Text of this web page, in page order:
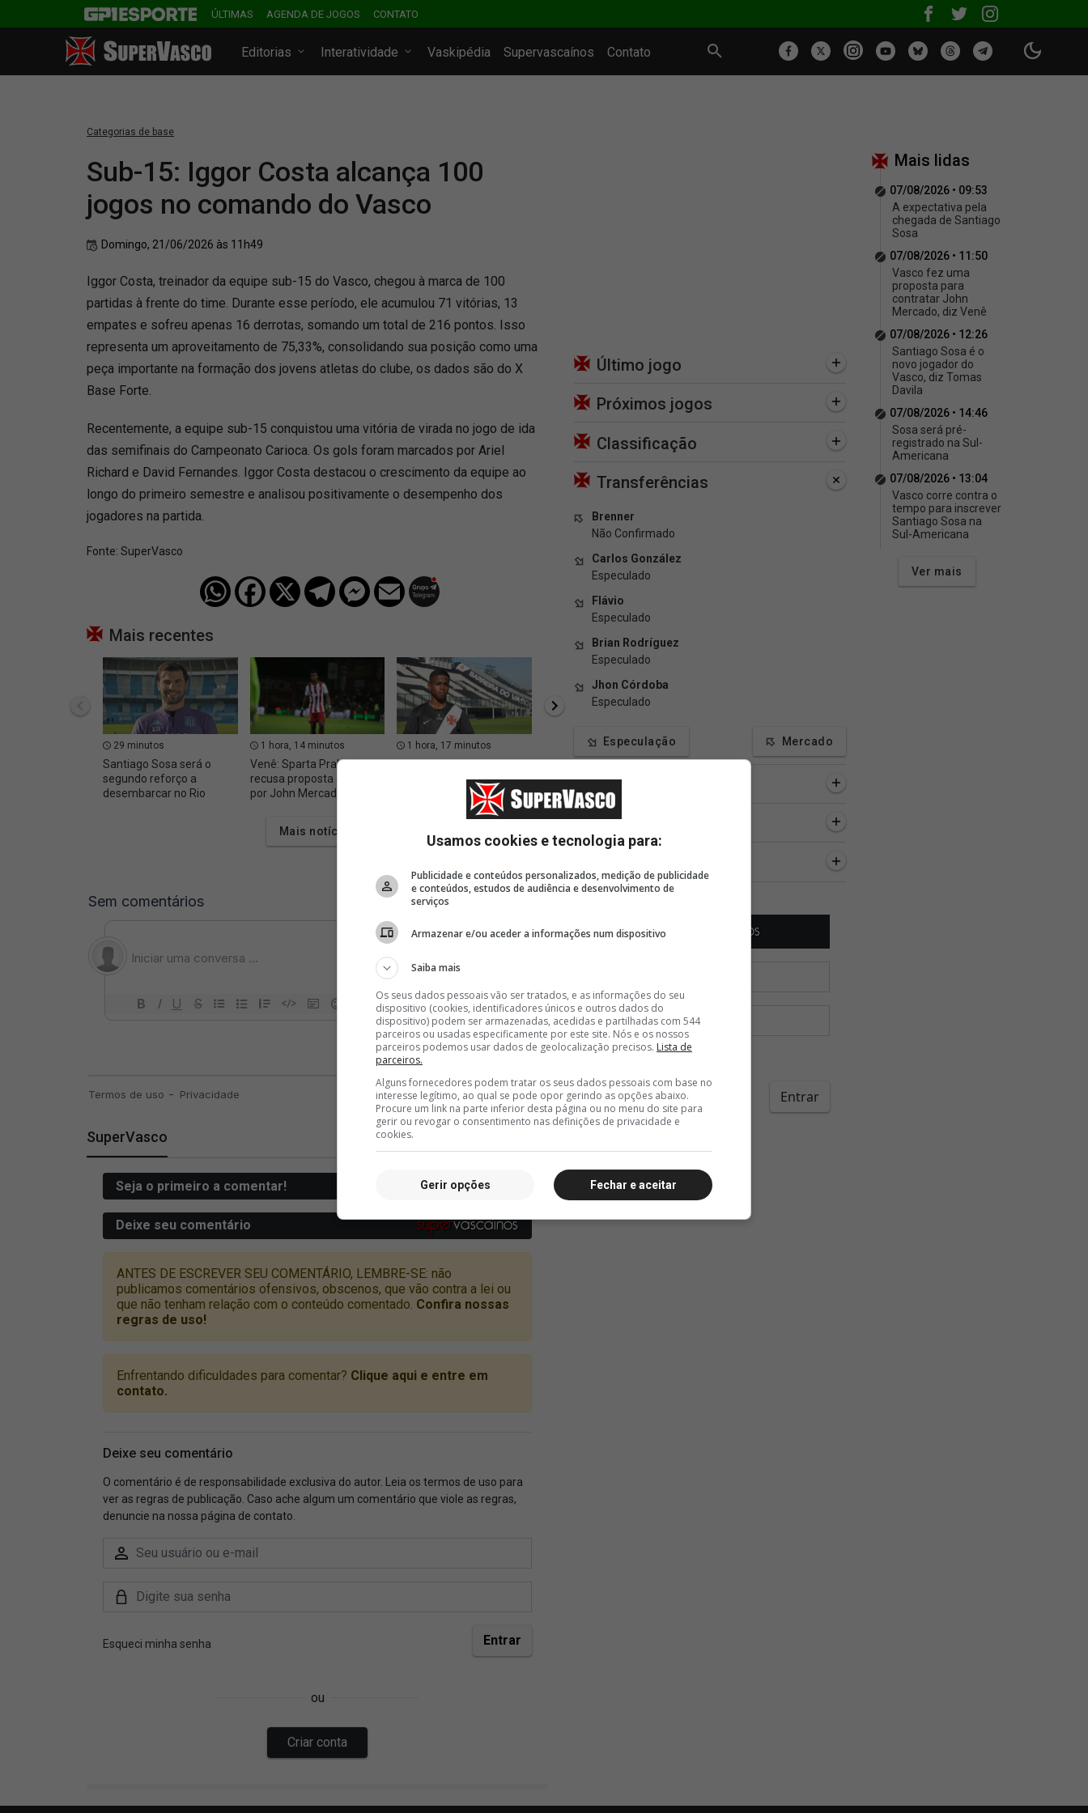
ÚLTIMAS AGENDA DE JOGOS CONTATO
Editorias Interatividade Vaskipédia Supervascaínos Contato
Categorias de base
Sub-15: Iggor Costa alcança 100
jogos no comando do Vasco
Domingo, 21/06/2026 às 11h49
Iggor Costa, treinador da equipe sub-15 do Vasco, chegou à marca de 100
partidas à frente do time. Durante esse período, ele acumulou 71 vitórias, 13
empates e sofreu apenas 16 derrotas, somando um total de 216 pontos. Isso
representa um aproveitamento de 75,33%, consolidando sua posição como uma
peça importante na formação dos jovens atletas do clube, os dados são do X
Base Forte.
Recentemente, a equipe sub-15 conquistou uma vitória de virada no jogo de ida
das semifinais do Campeonato Carioca. Os gols foram marcados por Ariel
Richard e David Fernandes. Iggor Costa destacou o crescimento da equipe ao
longo do primeiro semestre e analisou positivamente o desempenho dos
jogadores na partida.
Fonte: SuperVasco‎‎‎‎‎‎
Mais recentes
29 minutos
Santiago Sosa será o
segundo reforço a
desembarcar no Rio
1 hora, 14 minutos
Venê: Sparta Praha
recusa proposta do Vasco
por John Mercado
1 hora, 17 minutos
VascoTV lança o 11º
episódio do quadro Crias
1 hora, 20 minutos
Jogadores não
aproveitados devem ser
negociados nesta janela
1 hora, 36 minutos
Globo Esporte RJ
liberado para viajar 🚨
Mais notícias
SuperVasco
Último jogo
Próximos jogos
Classificação
Transferências
Brenner
Não Confirmado
Carlos González
Especulado
Flávio
Especulado
Brian Rodríguez
Especulado
Jhon Córdoba
Especulado
Especulação Mercado
Estatísticas
Blogs
Mais lidas
07/08/2026 • 09:53
A expectativa pela
chegada de Santiago
Sosa
07/08/2026 • 11:50
Vasco fez uma
proposta para
contratar John
Mercado, diz Venê
07/08/2026 • 12:26
Santiago Sosa é o
novo jogador do
Vasco, diz Tomas
Davila
07/08/2026 • 14:46
Sosa será pré-
registrado na Sul-
Americana
07/08/2026 • 13:04
Vasco corre contra o
tempo para inscrever
Santiago Sosa na
Sul-Americana
Ver mais
Usamos cookies e tecnologia para:
Publicidade e conteúdos personalizados, medição de publicidade
e conteúdos, estudos de audiência e desenvolvimento de
serviços
Armazenar e/ou aceder a informações num dispositivo
Saiba mais
Os seus dados pessoais vão ser tratados, e as informações do seu
dispositivo (cookies, identificadores únicos e outros dados do
dispositivo) podem ser armazenadas, acedidas e partilhadas com 544
parceiros ou usadas especificamente por este site. Nós e os nossos
parceiros podemos usar dados de geolocalização precisos. Lista de
parceiros.
Alguns fornecedores podem tratar os seus dados pessoais com base no
interesse legítimo, ao qual se pode opor gerindo as opções abaixo.
Procure um link na parte inferior desta página ou no menu do site para
gerir ou revogar o consentimento nas definições de privacidade e
cookies.
Fechar e aceitar
Gerir opções